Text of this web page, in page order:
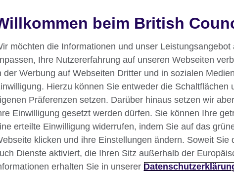
und Inklusion
grüne Agenda
von unserer British
Direktorin Deutschland
marketing
Unterstützung für den Online-
Unterricht
Council global Datenschutzerklärung Nutzungsbedingungen
beim British
möchten die Informationen und unser
Ihre Nutzererfahrung auf unseren Webseiten
der Werbung auf Webseiten Dritter und in sozialen
Hierzu können Sie entweder die
Präferenzen setzen. Darüber hinaus setzen wir
Einwilligung gesetzt werden dürfen. Sie können Ihre
erteilte Einwilligung widerrufen, indem Sie auf das
klicken und ihre Einstellungen ändern. Soweit Sie
Dienste aktiviert, die Ihren Sitz außerhalb der
erhalten Sie in unserer